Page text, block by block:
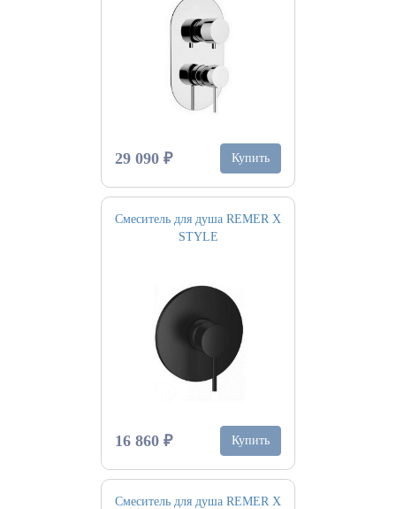
29 090 ₽ Купить
Смеситель для душа REMER X
STYLE
16 860 ₽ Купить
Смеситель для душа REMER X